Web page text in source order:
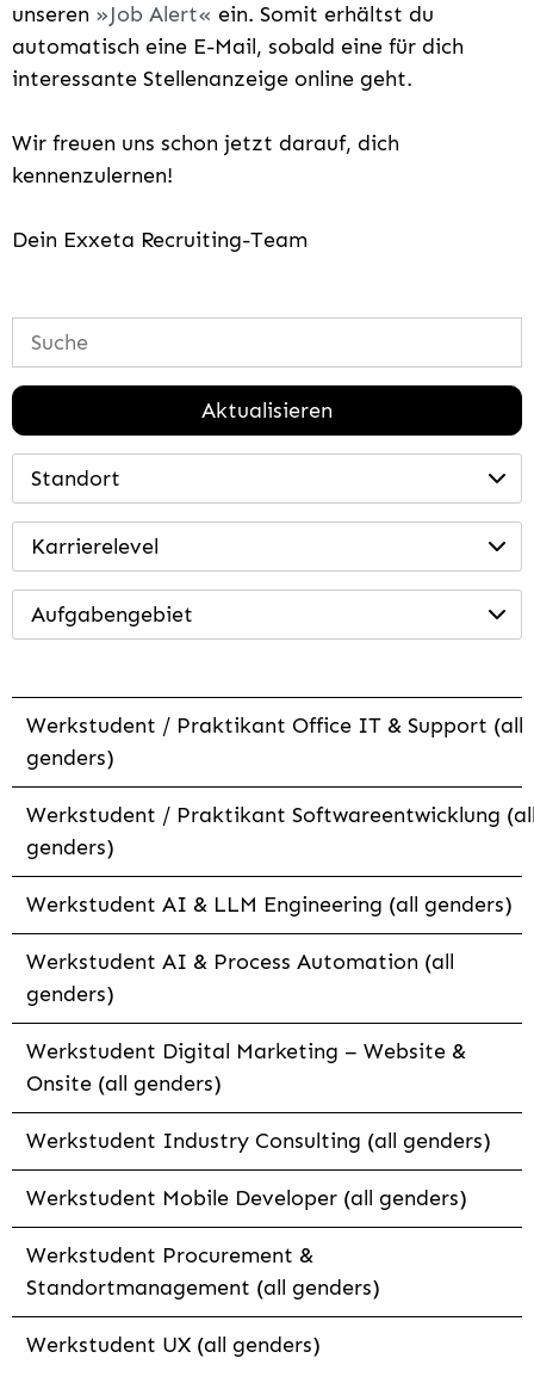
unseren
Job Alert
ein. Somit erhältst du
automatisch eine E-Mail, sobald eine für dich
interessante Stellenanzeige online geht.
Wir freuen uns schon jetzt darauf, dich
kennenzulernen!
Dein Exxeta Recruiting-Team
Aktualisieren
Standort
Karrierelevel
Aufgabengebiet
Werkstudent / Praktikant Office IT & Support (all
genders)
Werkstudent / Praktikant Softwareentwicklung
genders)
Werkstudent AI & LLM Engineering (all genders)
Werkstudent AI & Process Automation (all
genders)
Werkstudent Digital Marketing – Website &
Onsite (all genders)
Werkstudent Industry Consulting (all genders)
Werkstudent Mobile Developer (all genders)
Werkstudent Procurement &
Standortmanagement (all genders)
Werkstudent UX (all genders)